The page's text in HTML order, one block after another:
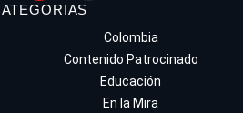
Colombia
Contenido Patrocinado
Educación
En la Mira